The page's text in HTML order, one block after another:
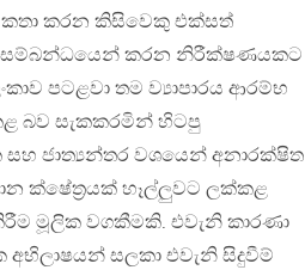
කතා කරන කිසිවෙකු එක්සත්
සම්බන්ධයෙන් කරන නිරීක්ෂණයකට
පටළවා තම ව්‍යාපාරය ආරම්භ
බව සැකකරමින් හිටපු
සහ ජාත්‍යන්තර වශයෙන් අනාරක්ෂිත
ක්ෂේත්‍රයක් හෑල්ලුවට ලක්කළ
මූලික වගකීමකි. එවැනි කාරණා
සලකා එවැනි සිදුවීම්